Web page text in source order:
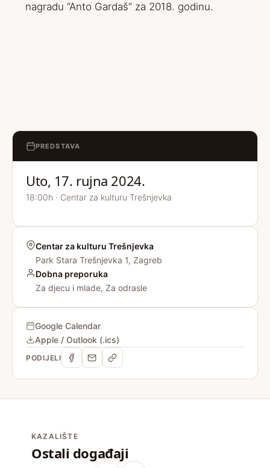
nagradu “Anto Gardaš” za 2018. godinu.
PREDSTAVA
Uto, 17. rujna 2024.
18:00h · Centar za kulturu Trešnjevka
Centar za kulturu Trešnjevka
Park Stara Trešnjevka 1, Zagreb
Dobna preporuka
Za djecu i mlade, Za odrasle
Google Calendar
Apple / Outlook (.ics)
PODIJELI
KAZALIŠTE
Ostali događaji